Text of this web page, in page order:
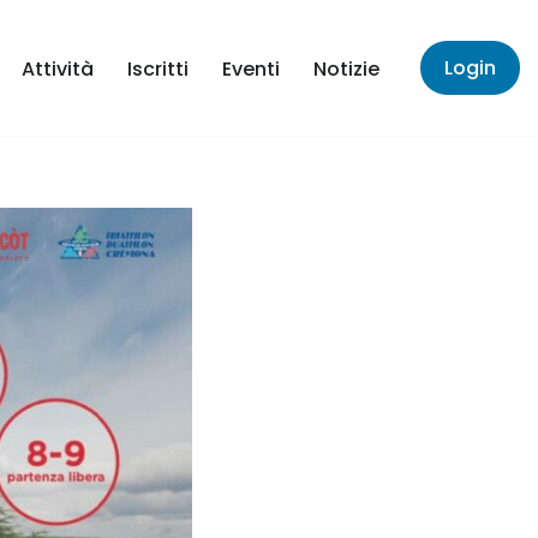
Attività Iscritti Eventi Notizie Login